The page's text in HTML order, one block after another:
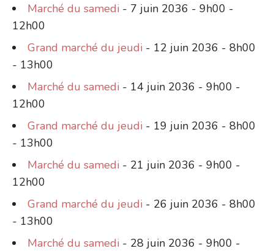
Marché du samedi - 7 juin 2036 - 9h00 -
12h00
Grand marché du jeudi - 12 juin 2036 - 8h00
- 13h00
Marché du samedi - 14 juin 2036 - 9h00 -
12h00
Grand marché du jeudi - 19 juin 2036 - 8h00
- 13h00
Marché du samedi - 21 juin 2036 - 9h00 -
12h00
Grand marché du jeudi - 26 juin 2036 - 8h00
- 13h00
Marché du samedi - 28 juin 2036 - 9h00 -